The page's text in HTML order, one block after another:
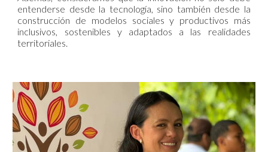
entenderse desde la tecnología, sino también desde la
construcción de modelos sociales y productivos más
inclusivos, sostenibles y adaptados a las realidades
territoriales.